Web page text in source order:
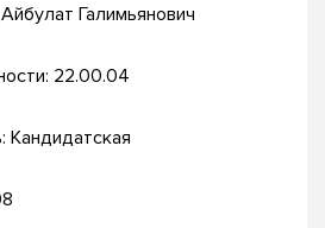
Галимьянович
22.00.04
Кандидатская